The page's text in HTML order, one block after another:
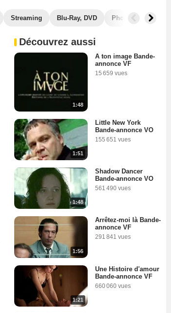
Streaming Blu-Ray, DVD Photos Musique
Découvrez aussi
1:48
A ton image Bande-
annonce VF
15 659 vues
1:51
Little New York
Bande-annonce VO
155 651 vues
1:48
Shadow Dancer
Bande-annonce VO
561 490 vues
1:56
Arrêtez-moi là Bande-
annonce VF
291 841 vues
1:21
Une Histoire d'amour
Bande-annonce VF
660 060 vues